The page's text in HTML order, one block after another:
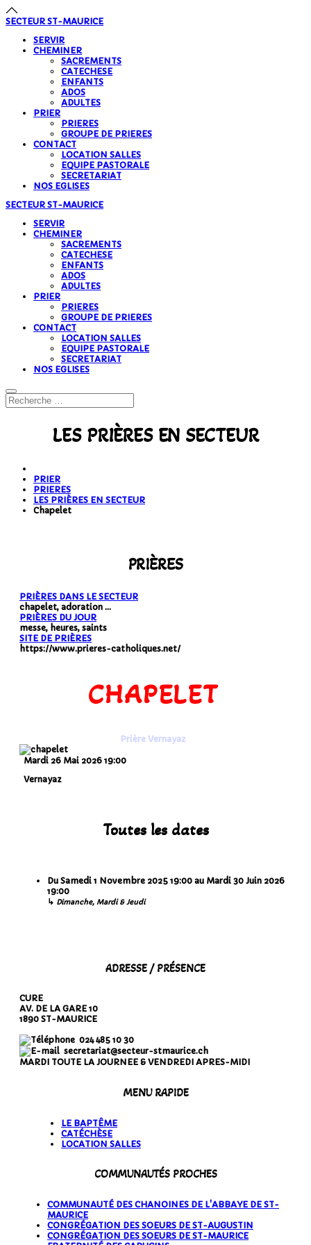
SECTEUR ST-MAURICE
SERVIR
CHEMINER
SACREMENTS
CATECHESE
ENFANTS
ADOS
ADULTES
PRIER
PRIERES
GROUPE DE PRIERES
CONTACT
LOCATION SALLES
EQUIPE PASTORALE
SECRETARIAT
NOS EGLISES
SECTEUR ST-MAURICE
SERVIR
CHEMINER
SACREMENTS
CATECHESE
ENFANTS
ADOS
ADULTES
PRIER
PRIERES
GROUPE DE PRIERES
CONTACT
LOCATION SALLES
EQUIPE PASTORALE
SECRETARIAT
NOS EGLISES
LES PRIÈRES EN SECTEUR
PRIER
PRIERES
LES PRIÈRES EN SECTEUR
Chapelet
PRIÈRES
PRIÈRES DANS LE SECTEUR
chapelet, adoration ...
PRIÈRES DU JOUR
messe, heures, saints
SITE DE PRIÈRES
https://www.prieres-catholiques.net/
CHAPELET
Prière Vernayaz
Mardi 26 Mai 2026 19:00
Vernayaz
Toutes les dates
Du Samedi 1 Novembre 2025 19:00 au Mardi 30 Juin 2026
19:00
↳ Dimanche, Mardi & Jeudi
ADRESSE / PRÉSENCE
CURE
AV. DE LA GARE 10
1890 ST-MAURICE
024 485 10 30
secretariat@secteur-stmaurice.ch
MARDI TOUTE LA JOURNEE & VENDREDI APRES-MIDI
MENU RAPIDE
LE BAPTÊME
CATÉCHÈSE
LOCATION SALLES
COMMUNAUTÉS PROCHES
COMMUNAUTÉ DES CHANOINES DE L'ABBAYE DE ST-
MAURICE
CONGRÉGATION DES SOEURS DE ST-AUGUSTIN
CONGRÉGATION DES SOEURS DE ST-MAURICE